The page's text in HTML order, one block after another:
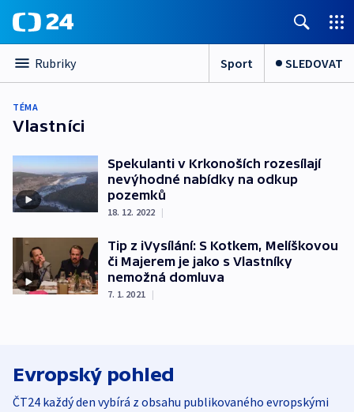
Rubriky Sport SLEDOVAT
TÉMA
Vlastníci
Spekulanti v Krkonoších rozesílají
nevýhodné nabídky na odkup
pozemků
18. 12. 2022 |
Tip z iVysílání: S Kotkem, Melíškovou
či Majerem je jako s Vlastníky
nemožná domluva
7. 1. 2021 |
Evropský pohled
ČT24 každý den vybírá z obsahu publikovaného evropskými